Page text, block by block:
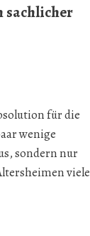
sachlicher
für die
wenige
sondern nur
viele